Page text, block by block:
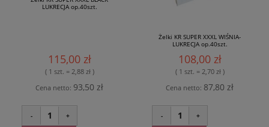
LUKRECJA op.40szt.
115,00 zł
( 1 szt. = 2,88 zł )
Cena netto: 93,50 zł
- 1 +
Żelki KR SUPER XXXL WIŚNIA-
LUKRECJA op.40szt.
108,00 zł
( 1 szt. = 2,70 zł )
Cena netto: 87,80 zł
- 1 +